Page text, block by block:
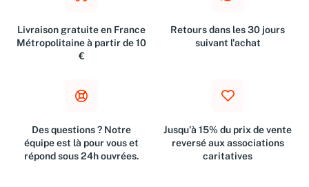
Livraison gratuite en France
Métropolitaine à partir de 10
€
Retours dans les 30 jours
suivant l'achat
Des questions ? Notre
équipe est là pour vous et
répond sous 24h ouvrées.
Jusqu'à 15% du prix de vente
reversé aux associations
caritatives